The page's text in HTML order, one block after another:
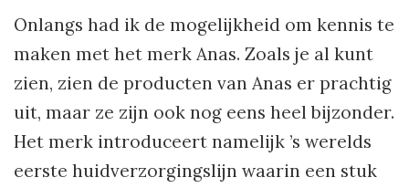
Onlangs had ik de mogelijkheid om kennis te
maken met het merk Anas. Zoals je al kunt
zien, zien de producten van Anas er prachtig
uit, maar ze zijn ook nog eens heel bijzonder.
Het merk introduceert namelijk ’s werelds
eerste huidverzorgingslijn waarin een stuk